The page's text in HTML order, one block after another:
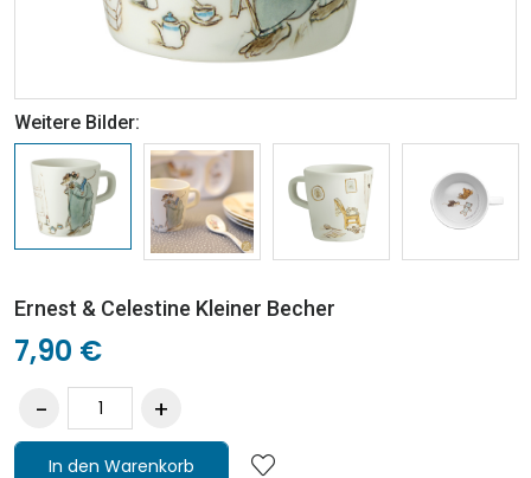
Weitere Bilder:
Ernest & Celestine Kleiner Becher
7,90 €
In den Warenkorb